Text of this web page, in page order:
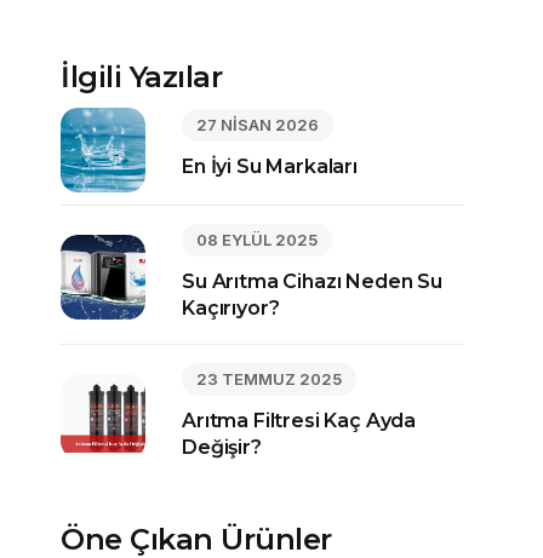
İlgili Yazılar
27 NİSAN 2026
En İyi Su Markaları
08 EYLÜL 2025
Su Arıtma Cihazı Neden Su
Kaçırıyor?
23 TEMMUZ 2025
Arıtma Filtresi Kaç Ayda
Değişir?
Öne Çıkan Ürünler